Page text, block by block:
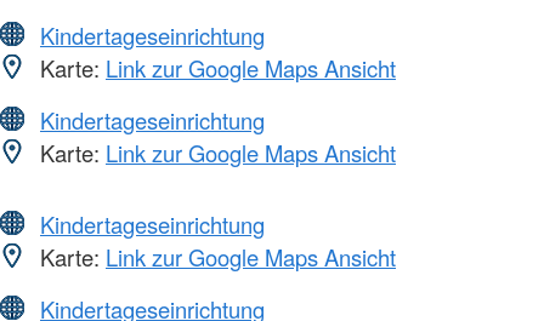
Kindertageseinrichtung
Karte: Link zur Google Maps Ansicht
Kindertageseinrichtung
Karte: Link zur Google Maps Ansicht
Kindertageseinrichtung
Karte: Link zur Google Maps Ansicht
Kindertageseinrichtung